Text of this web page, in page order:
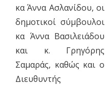
κα Άννα Ασλανίδου, οι
δημοτικοί σύμβουλοι
κα Άννα Βασιλειάδου
και κ. Γρηγόρης
Σαμαράς, καθώς και ο
Διευθυντής